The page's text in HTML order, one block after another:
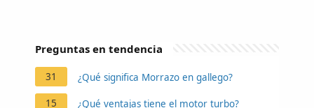
Preguntas en tendencia
31 ¿Qué significa Morrazo en gallego?
15 ¿Qué ventajas tiene el motor turbo?